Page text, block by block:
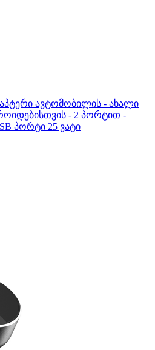
ავტომობილის - ახალი
- 2 პორტით -
პორტი 25 ვატი